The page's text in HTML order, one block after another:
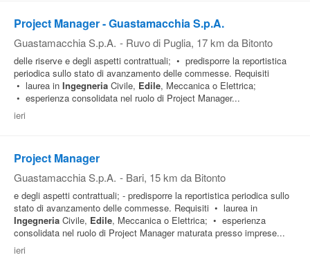
Project Manager - Guastamacchia S.p.A.
Guastamacchia S.p.A. - Ruvo di Puglia, 17 km da Bitonto
delle riserve e degli aspetti contrattuali; • predisporre la reportistica
periodica sullo stato di avanzamento delle commesse. Requisiti
• laurea in Ingegneria Civile, Edile, Meccanica o Elettrica;
• esperienza consolidata nel ruolo di Project Manager...
ieri
Project Manager
Guastamacchia S.p.A. - Bari, 15 km da Bitonto
e degli aspetti contrattuali; - predisporre la reportistica periodica sullo
stato di avanzamento delle commesse. Requisiti • laurea in
Ingegneria Civile, Edile, Meccanica o Elettrica; • esperienza
consolidata nel ruolo di Project Manager maturata presso imprese...
ieri